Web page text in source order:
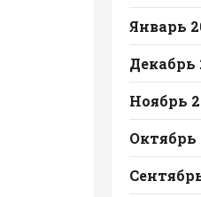
Январь
Декабрь
Ноябрь
Октябрь